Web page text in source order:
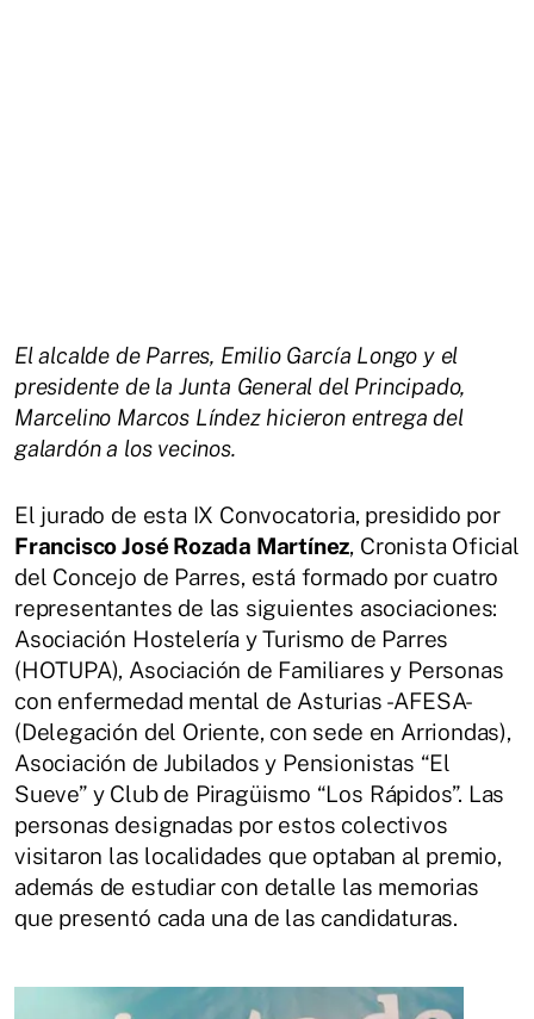
El alcalde de Parres, Emilio García Longo y el
presidente de la Junta General del Principado,
Marcelino Marcos Líndez hicieron entrega del
galardón a los vecinos.
El jurado de esta IX Convocatoria, presidido por
Francisco José Rozada Martínez, Cronista Oficial
del Concejo de Parres, está formado por cuatro
representantes de las siguientes asociaciones:
Asociación Hostelería y Turismo de Parres
(HOTUPA), Asociación de Familiares y Personas
con enfermedad mental de Asturias -AFESA-
(Delegación del Oriente, con sede en Arriondas),
Asociación de Jubilados y Pensionistas “El
Sueve” y Club de Piragüismo “Los Rápidos”. Las
personas designadas por estos colectivos
visitaron las localidades que optaban al premio,
además de estudiar con detalle las memorias
que presentó cada una de las candidaturas.